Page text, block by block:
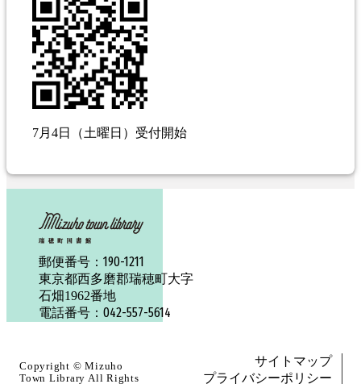
7月4日（土曜日）受付開始
郵便番号： 190-1211
東京都西多磨郡瑞穂町大字
石畑1962番地
電話番号： 042-557-5614
Copyright ©Mizuho
Town Library All Rights
サイトマップ
プライバシーポリシー